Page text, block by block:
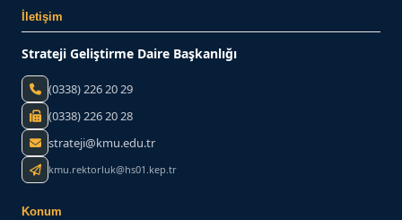
İletişim
Strateji Geliştirme Daire Başkanlığı
(0338) 226 20 29
(0338) 226 20 28
strateji@kmu.edu.tr
kmu.rektorluk@hs01.kep.tr
Konum